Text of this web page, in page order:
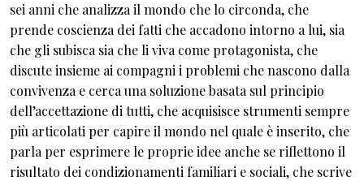
sei anni che analizza il mondo che lo circonda, che
prende coscienza dei fatti che accadono intorno a lui, sia
che gli subisca sia che li viva come protagonista, che
discute insieme ai compagni i problemi che nascono dalla
convivenza e cerca una soluzione basata sul principio
dell’accettazione di tutti, che acquisisce strumenti sempre
più articolati per capire il mondo nel quale è inserito, che
parla per esprimere le proprie idee anche se riflettono il
risultato dei condizionamenti familiari e sociali, che scrive